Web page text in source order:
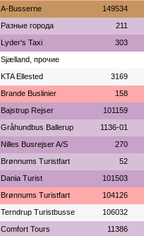
A-Busserne 149534
Разные города 211
Lyder's Taxi 303
Sjælland, прочие
KTA Ellested 3169
Brande Buslinier 158
Bajstrup Rejser 101159
Gråhundbus Ballerup 1136-01
Nilles Busrejser A/S 270
Brønnums Turistfart 52
Dania Turist 101503
Brønnums Turistfart 104126
Terndrup Turistbusse 106032
Comfort Tours 11386